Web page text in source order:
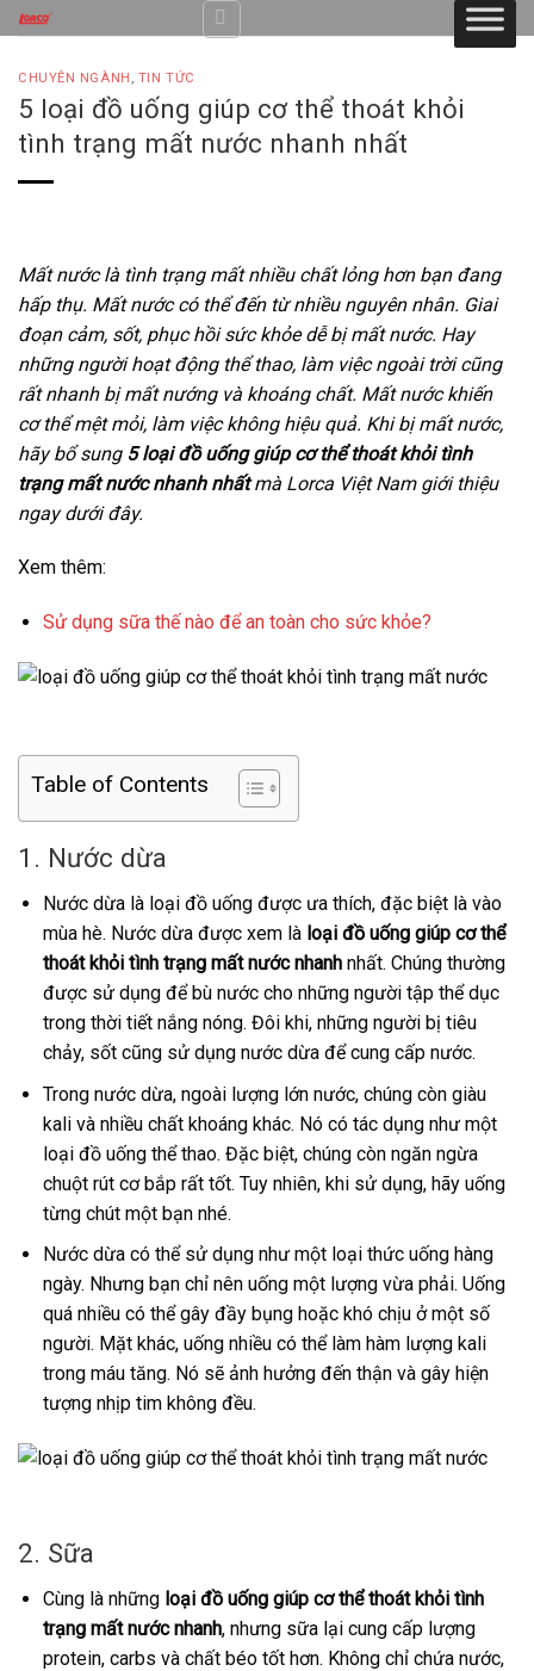
Skip
to
content
CHUYÊN NGÀNH , TIN TỨC
5 loại đồ uống giúp cơ thể thoát khỏi
tình trạng mất nước nhanh nhất
Mất nước là tình trạng mất nhiều chất lỏng hơn bạn đang
hấp thụ. Mất nước có thể đến từ nhiều nguyên nhân. Giai
đoạn cảm, sốt, phục hồi sức khỏe dễ bị mất nước. Hay
những người hoạt động thể thao, làm việc ngoài trời cũng
rất nhanh bị mất nướng và khoáng chất. Mất nước khiến
cơ thể mệt mỏi, làm việc không hiệu quả. Khi bị mất nước,
hãy bổ sung 5 loại đồ uống giúp cơ thể thoát khỏi tình
trạng mất nước nhanh nhấtmà Lorca Việt Nam giới thiệu
ngay dưới đây.
Xem thêm:
Sử dụng sữa thế nào để an toàn cho sức khỏe?
Table of Contents
1. Nước dừa
Nước dừa là loại đồ uống được ưa thích, đặc biệt là vào
mùa hè. Nước dừa được xem là loại đồ uống giúp cơ thể
thoát khỏi tình trạng mất nước nhanhnhất. Chúng thường
được sử dụng để bù nước cho những người tập thể dục
trong thời tiết nắng nóng. Đôi khi, những người bị tiêu
chảy, sốt cũng sử dụng nước dừa để cung cấp nước.
Trong nước dừa, ngoài lượng lớn nước, chúng còn giàu
kali và nhiều chất khoáng khác. Nó có tác dụng như một
loại đồ uống thể thao. Đặc biệt, chúng còn ngăn ngừa
chuột rút cơ bắp rất tốt. Tuy nhiên, khi sử dụng, hãy uống
từng chút một bạn nhé.
Nước dừa có thể sử dụng như một loại thức uống hàng
ngày. Nhưng bạn chỉ nên uống một lượng vừa phải. Uống
quá nhiều có thể gây đầy bụng hoặc khó chịu ở một số
người. Mặt khác, uống nhiều có thể làm hàm lượng kali
trong máu tăng. Nó sẽ ảnh hưởng đến thận và gây hiện
tượng nhịp tim không đều.
2. Sữa
Cùng là nhữngloại đồ uống giúp cơ thể thoát khỏi tình
trạng mất nước nhanh, nhưng sữa lại cung cấp lượng
protein, carbs và chất béo tốt hơn. Không chỉ chứa nước,